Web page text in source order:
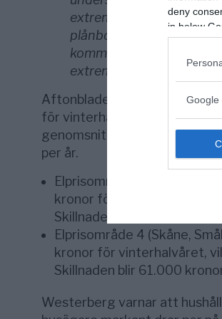
deny
in below
Google
extremt dystra över det
plånboksfrågor” , säger
kommit fram till att
extrema under vintern”.
Aftonbladet som
intervjuat
för vinterhalvåret, oktober
genomsnittligt småhus eller
per år.
Elprisområde 3
kronor för vinterhalvåret,
Skillnaden blir 54.000
Elprisområde 4 (Skåne,
kronor för vinterhalvåret,
Skillnaden blir 61.000
Westerberg varnar att